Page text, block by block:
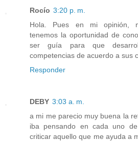
Rocío 3:20 p. m.
Hola. Pues en mi opinión,
tenemos la oportunidad de
ser guía para que
competencias de acuerdo a sus
Responder
DEBY 3:03 a. m.
a mi me parecio muy buena la
iba pensando en cada uno
criticar aquello que me ayuda a